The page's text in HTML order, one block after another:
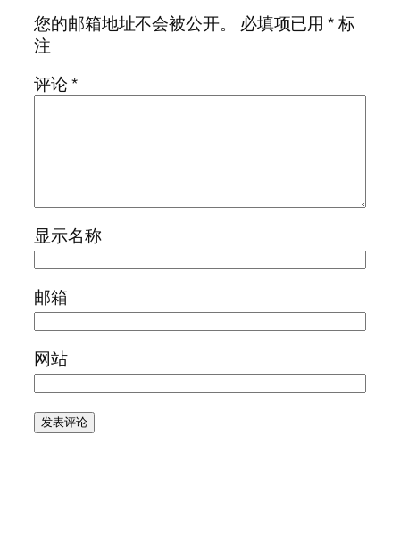
您的邮箱地址不会被公开。
必填项已用*标
注
评论*
显示名称
邮箱
网站